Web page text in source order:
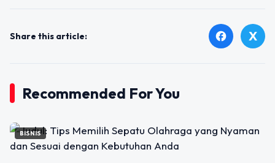
Share this article: facebook X
Recommended For You
BISNIS